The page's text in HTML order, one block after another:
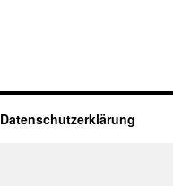
Datenschutzerklärung